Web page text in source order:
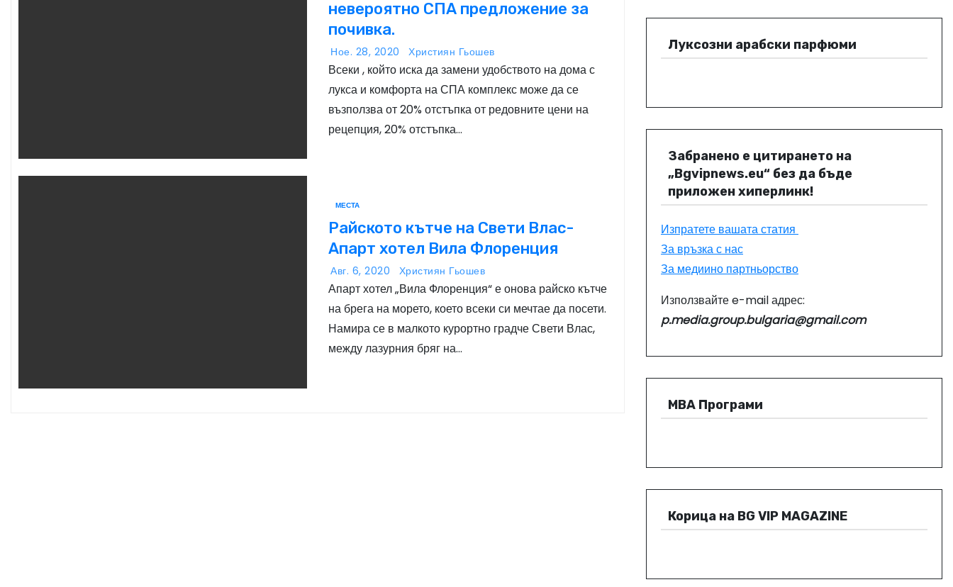
невероятно СПА предложение за
почивка.
Ное. 28, 2020 Християн Гьошев
Всеки , който иска да замени удобството на дома с
лукса и комфорта на СПА комплекс може да се
възползва от 20% отстъпка от редовните цени на
рецепция, 20% отстъпка…
МЕСТА
Райското кътче на Свети Влас-
Апарт хотел Вила Флоренция
Авг. 6, 2020 Християн Гьошев
Апарт хотел „Вила Флоренция“ е онова райско кътче
на брега на морето, което всеки си мечтае да посети.
Намира се в малкото курортно градче Свети Влас,
между лазурния бряг на…
Луксозни арабски парфюми
Забранено е цитирането на
„Bgvipnews.eu“ без да бъде
приложен хиперлинк!
Изпратете вашата статия
За връзка с нас
За медиино партньорство
Използвайте e-mail адрес:
p.media.group.bulgaria@gmail.com
МВА Програми
Корица на BG VIP MAGAZINE